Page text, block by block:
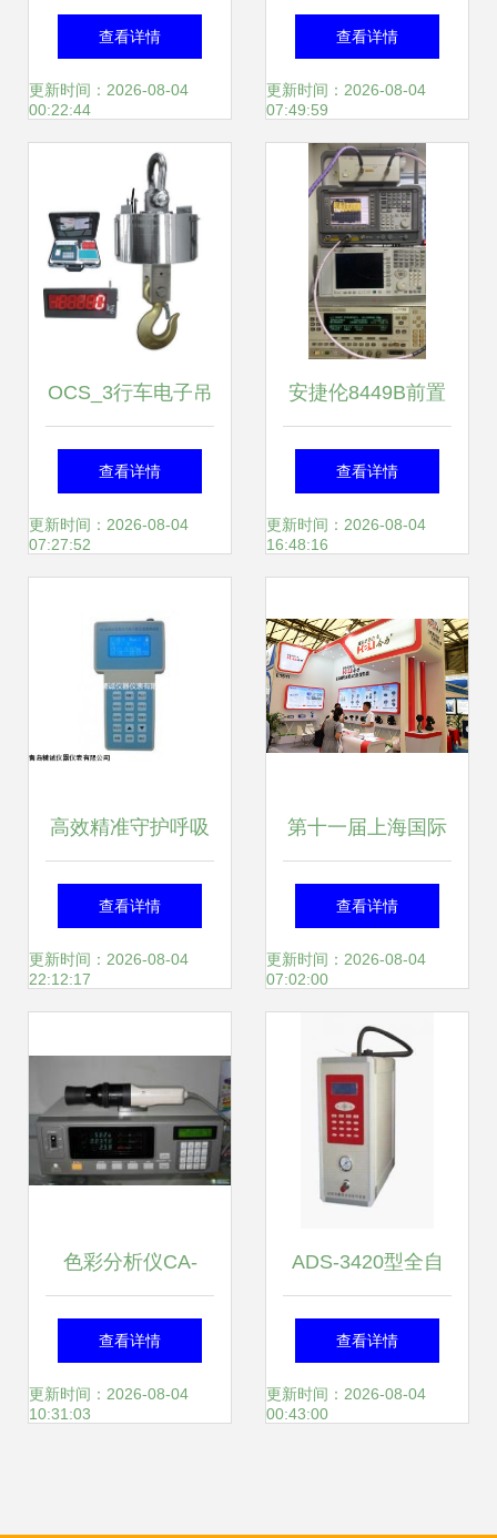
背后的智慧与力量
查看详情
更新时间：2026-08-04
00:22:44
8157（单排）仪器
仪表外壳 精密防护
与实用设计的完美
结合
查看详情
更新时间：2026-08-04
07:49:59
OCS_3行车电子吊
称/无线电子吊钩磅
化工场景下的精准
查看详情
更新时间：2026-08-04
07:27:52
安捷伦8449B前置
放大器 30dBm增益
性能解析与应用指
查看详情
更新时间：2026-08-04
16:48:16
高效精准守护呼吸
健康 青岛精诚便携
式粉尘检测仪与职
解析
查看详情
更新时间：2026-08-04
22:12:17
第十一届上海国际
石油和化工技术装
备展即将在沪举行
仪器仪表领航产业
升级
查看详情
更新时间：2026-08-04
07:02:00
色彩分析仪CA-
210/CA310 专业供
应与租回收服务
查看详情
更新时间：2026-08-04
10:31:03
ADS-3420型全自
动热解吸仪 精准解
析，高效自控
查看详情
更新时间：2026-08-04
00:43:00